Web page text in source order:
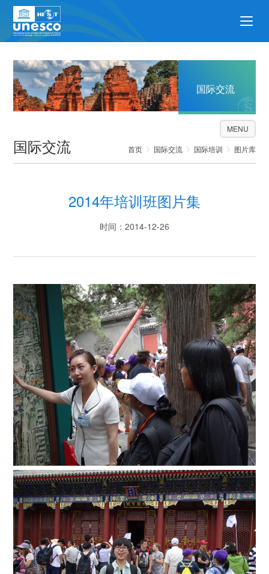
国际交流
国际交流 首页 国际交流 国际培训 图片库
MENU
2014年培训班图片集
时间：2014-12-26